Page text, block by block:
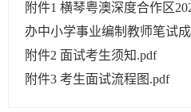
附件1 横琴粤澳深度合作区
办中小学事业编制教师笔试
附件2 面试考生须知.pdf
附件3 考生面试流程图.pdf